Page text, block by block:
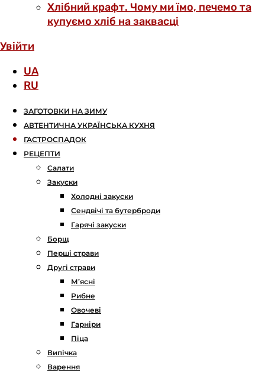
Хлібний крафт. Чому ми їмо, печемо та
купуємо хліб на заквасці
Увійти
UA
RU
ЗАГОТОВКИ НА ЗИМУ
АВТЕНТИЧНА УКРАЇНСЬКА КУХНЯ
ГАСТРОСПАДОК
РЕЦЕПТИ
Салати
Закуски
Холодні закуски
Сендвічі та бутерброди
Гарячі закуски
Борщ
Перші страви
Другі страви
М’ясні
Рибне
Овочеві
Гарніри
Піца
Випічка
Варення